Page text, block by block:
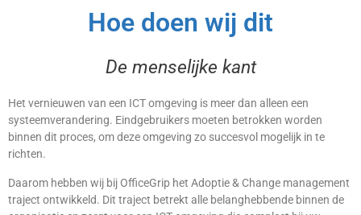
Hoe doen wij dit
De menselijke kant
Het vernieuwen van een ICT omgeving is meer dan alleen een
systeemverandering. Eindgebruikers moeten betrokken worden
binnen dit proces, om deze omgeving zo succesvol mogelijk in te
richten.
Daarom hebben wij bij OfficeGrip het Adoptie & Change management
traject ontwikkeld. Dit traject betrekt alle belanghebbende binnen de